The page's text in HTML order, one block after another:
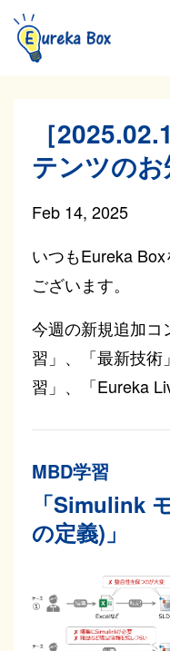
［
テンツの
Feb 14, 2025
いつもEureka
ございます。
今週の新規追加コ
習」、「最新技術
習」、「Eureka
MBD学習
「Simulink
の定義)」